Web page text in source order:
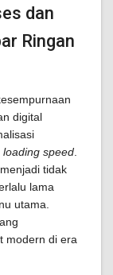
dan
Ringan
digital
loading speed
tidak
lama
utama.
modern di era